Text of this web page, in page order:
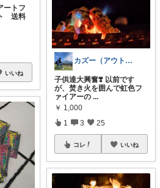
ートフ
送料
いいね
カズー（アウトドアやらなんやら）
子供達大興奮❣️ 以前です
が、焚き火を囲んで虹色フ
ァイアーの ...
￥ 1,000
1 3 25
コレ いいね